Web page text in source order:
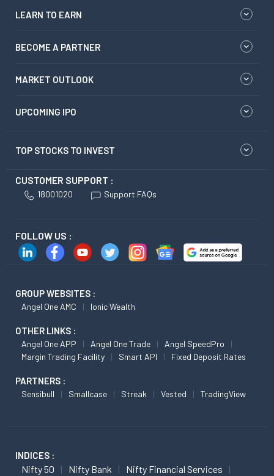
LEARN TO EARN
BECOME A PARTNER
MARKET OUTLOOK
UPCOMING IPO
TOP STOCKS TO INVEST
CUSTOMER SUPPORT :
18001020 Support FAQs
FOLLOW US :
GROUP WEBSITES :
Angel One AMC Ionic Wealth
OTHER LINKS :
Angel One APP Angel One Trade
Angel SpeedPro
Margin Trading Facility
Smart API Fixed Deposit Rates
PARTNERS :
Sensibull Smallcase Streak Vested TradingView
INDICES :
Nifty 50 Nifty Bank
Nifty Financial Services